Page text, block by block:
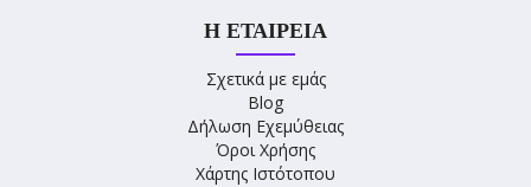
Η ΕΤΑΙΡΕΊΑ
Σχετικά με εμάς
Blog
Δήλωση Εχεμύθειας
Όροι Χρήσης
Χάρτης Ιστότοπου